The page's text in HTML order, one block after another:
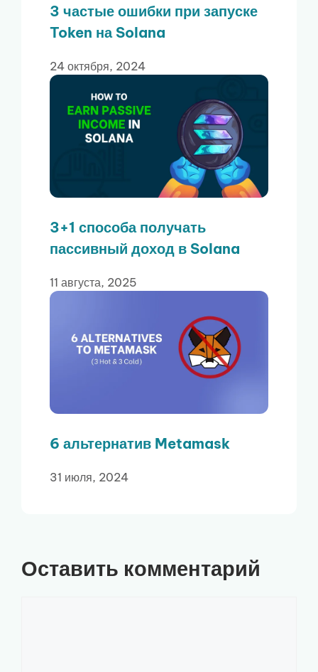
3 частые ошибки при запуске
Token на Solana
24 октября, 2024
3+1 способа получать
пассивный доход в Solana
11 августа, 2025
6 альтернатив Metamask
31 июля, 2024
Оставить комментарий